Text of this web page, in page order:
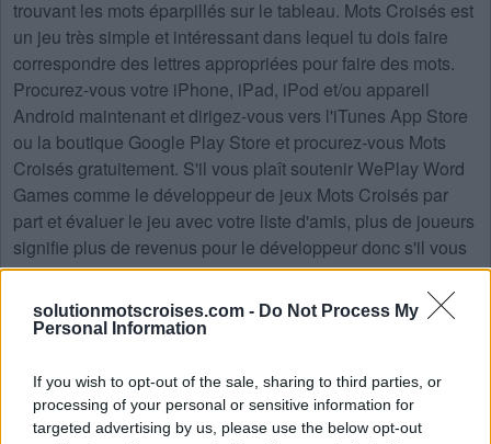
solutionmotscroises.com - Do Not Process My
Personal Information
If you wish to opt-out of the sale, sharing to third parties, or
processing of your personal or sensitive information for
targeted advertising by us, please use the below opt-out
trouvant les mots éparpillés sur le tableau. Mots Croisés est
un jeu très simple et intéressant dans lequel tu dois faire
correspondre des lettres appropriées pour faire des mots.
Procurez-vous votre iPhone, iPad, iPod et/ou appareil
Android maintenant et dirigez-vous vers l'iTunes App Store
ou la boutique Google Play Store et procurez-vous Mots
Croisés gratuitement. S'il vous plaît soutenir WePlay Word
Games comme le développeur de jeux Mots Croisés par
part et évaluer le jeu avec votre liste d'amis, plus de joueurs
signifie plus de revenus pour le développeur donc s'il vous
plaît aider à le développer.